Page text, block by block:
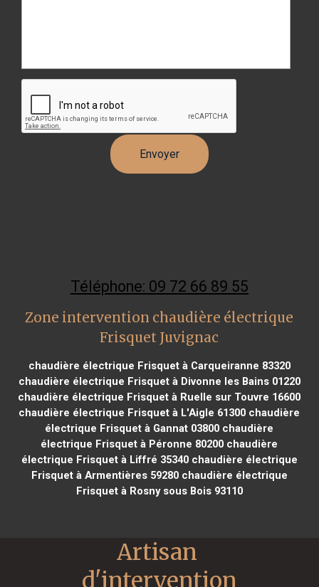
Téléphone: 09 72 66 89 55
Zone intervention chaudière électrique
Frisquet Juvignac
chaudière électrique Frisquet à Carqueiranne 83320
chaudière électrique Frisquet à Divonne les Bains 01220
chaudière électrique Frisquet à Ruelle sur Touvre 16600
chaudière électrique Frisquet à L'Aigle 61300 chaudière
électrique Frisquet à Gannat 03800 chaudière
électrique Frisquet à Péronne 80200 chaudière
électrique Frisquet à Liffré 35340chaudière électrique
Frisquet à Armentières 59280chaudière électrique
Frisquet à Rosny sous Bois 93110
Artisan
d'intervention